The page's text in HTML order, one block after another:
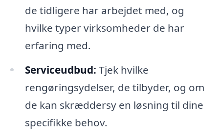
de tidligere har arbejdet med, og
hvilke typer virksomheder de har
erfaring med.
Serviceudbud: Tjek hvilke
rengøringsydelser, de tilbyder, og om
de kan skræddersy en løsning til dine
specifikke behov.